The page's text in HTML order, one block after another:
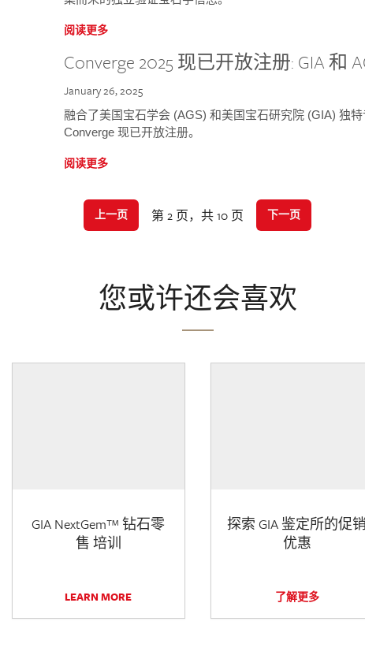
阅读更多
Converge 2025 现已开放注册: GIA 和
January 26, 2025
融合了美国宝石学会 (AGS) 和美国宝石研究院 (GIA) 独
Converge 现已开放注册。
阅读更多
上一页 第 2 页，共 10 页 下一页
您或许还会喜欢
GIA NextGem™ 钻石零
售 培训
LEARN MORE
探索 GIA 鉴定所的促销
优惠
了解更多